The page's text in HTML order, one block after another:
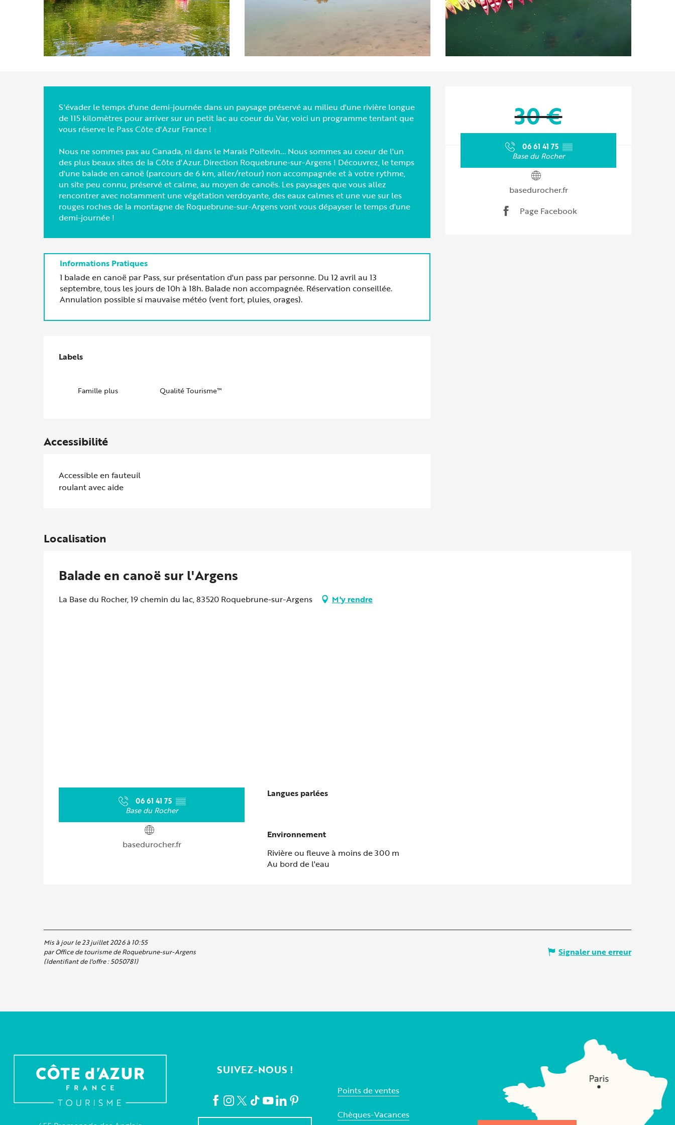
30 €
06 61 41 75 ▒▒
Base du Rocher
basedurocher.fr
Page Facebook
S'évader le temps d'une demi-journée dans un paysage préservé au milieu d'une rivière longue
de 115 kilomètres pour arriver sur un petit lac au coeur du Var, voici un programme tentant que
vous réserve le Pass Côte d'Azur France !
Nous ne sommes pas au Canada, ni dans le Marais Poitevin... Nous sommes au coeur de l'un
des plus beaux sites de la Côte d'Azur. Direction Roquebrune-sur-Argens ! Découvrez, le temps
d'une balade en canoë (parcours de 6 km, aller/retour) non accompagnée et à votre rythme,
un site peu connu, préservé et calme, au moyen de canoës. Les paysages que vous allez
rencontrer avec notamment une végétation verdoyante, des eaux calmes et une vue sur les
rouges roches de la montagne de Roquebrune-sur-Argens vont vous dépayser le temps d'une
demi-journée !
1 balade en canoë par Pass, sur présentation d'un pass par personne. Du 12 avril au 13
septembre, tous les jours de 10h à 18h. Balade non accompagnée. Réservation conseillée.
Annulation possible si mauvaise météo (vent fort, pluies, orages).
Offres de prestations
Labels
Labels
Famille plus Qualité Tourisme™
Accessibilité
Accessible en fauteuil
roulant avec aide
Localisation
Balade en canoë sur l'Argens
La Base du Rocher, 19 chemin du lac, 83520 Roquebrune-sur-Argens M'y rendre
06 61 41 75 ▒▒
Base du Rocher
basedurocher.fr
Langues parlées
Langues parlées
Environnement
Environnement
Rivière ou fleuve à moins de 300 m
Au bord de l'eau
Mis à jour le 23 juillet 2026 à 10:55
par Office de tourisme de Roquebrune-sur-Argens
(Identifiant de l'offre :5050781)
Signaler une erreur
SUIVEZ-NOUS !
Points de ventes
Chèques-Vacances